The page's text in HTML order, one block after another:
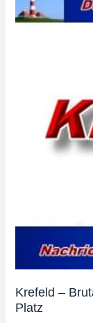
Krefeld –
Platz